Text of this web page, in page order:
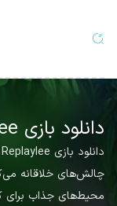
دانلود بازی Yooka Replaylee برای کامپیوتر
چالش‌های خلاقانه
محیط‌های جذاب برای